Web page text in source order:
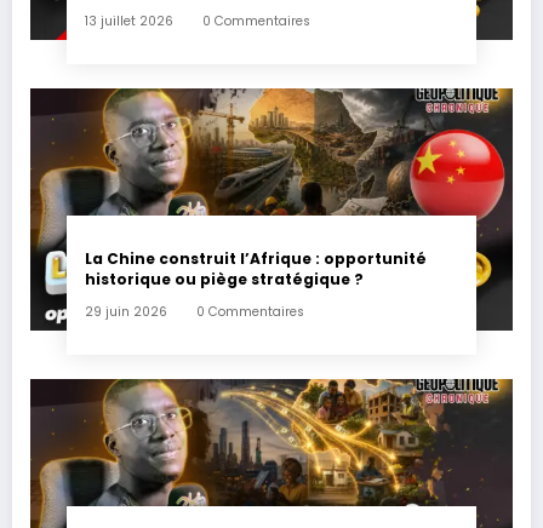
13 juillet 2026 0 Commentaires
La Chine construit l’Afrique : opportunité
historique ou piège stratégique ?
29 juin 2026 0 Commentaires